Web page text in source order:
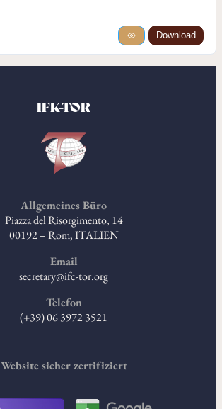
Download
IFK-TOR
Allgemeines Büro
Piazza del Risorgimento, 14
00192 – Rom, ITALIEN
Email
secretary@ifc-tor.org
Telefon
(+39) 06 3972 3521
Website sicher zertifiziert